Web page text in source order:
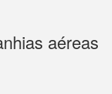
aéreas